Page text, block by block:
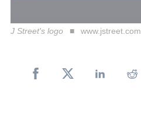
J Street's logo www.jstreet.com